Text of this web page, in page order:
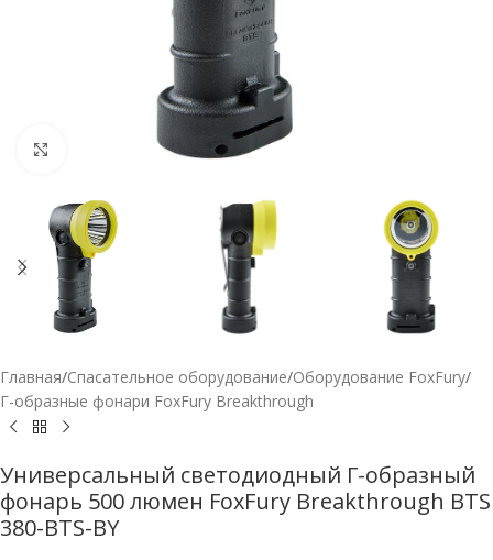
Нажмите, чтобы увеличить
Главная/Спасательное оборудование/Оборудование FoxFury/
Г-образные фонари FoxFury Breakthrough
Универсальный светодиодный Г-образный
фонарь 500 люмен FoxFury Breakthrough BTS
380-BTS-BY